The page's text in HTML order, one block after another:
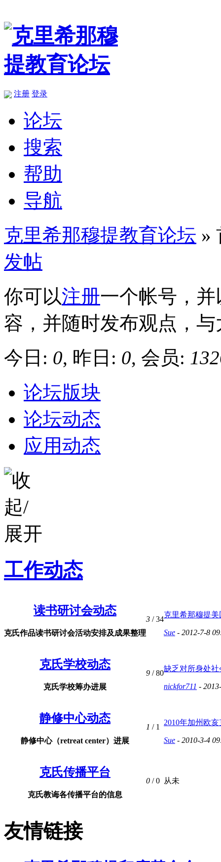
注册 登录
论坛
搜索
帮助
导航
克里希那穆提教育论坛 »
发帖
你可以注册一个帐号，并
容，并随时发布观点，
今日: 0, 昨日: 0, 会员:
论坛版块
论坛动态
应用动态
工作动态
读书研讨会动态
克氏作品读书研讨会活动安排及成果整理
3 / 34
克里希那穆提美
Sue - 2012-7-8
克氏学校动态
克氏学校筹办进展
9 / 80
缺乏对所身处
nickfor711 -
静修中心动态
静修中心（retreat center）进展
1 / 1
2010年加州欧亥
Sue - 2010-3-4
克氏传播平台
克氏教诲各传播平台的信息
0 / 0 从未
友情链接